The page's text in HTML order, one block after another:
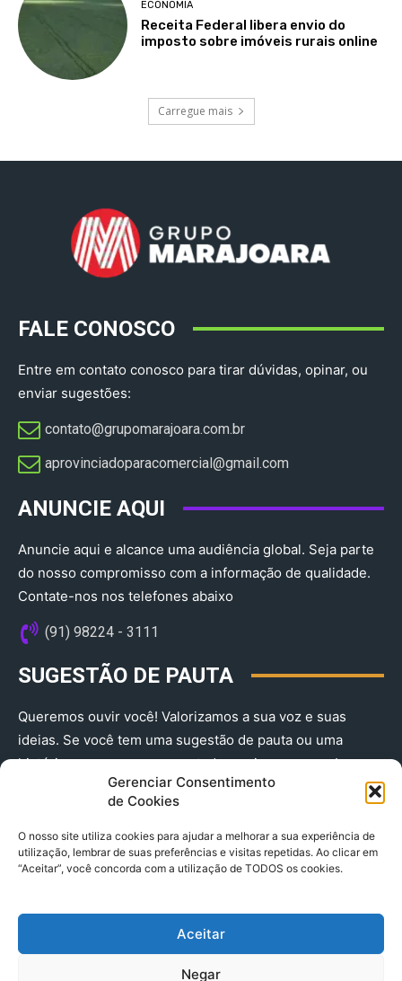
Gerenciar Consentimento
de Cookies
O nosso site utiliza cookies para ajudar a melhorar a sua experiência de
utilização, lembrar de suas preferências e visitas repetidas. Ao clicar em
“Aceitar”, você concorda com a utilização de TODOS os cookies.
Aceitar
Negar
ECONOMIA
Receita Federal libera envio do
imposto sobre imóveis rurais online
Carregue mais
FALE CONOSCO
Entre em contato conosco para tirar dúvidas, opinar, ou
enviar sugestões:
contato@grupomarajoara.com.br
aprovinciadoparacomercial@gmail.com​
ANUNCIE AQUI
Anuncie aqui e alcance uma audiência global. Seja parte
do nosso compromisso com a informação de qualidade.
Contate-nos nos telefones abaixo
(91) 98224 - 3111
SUGESTÃO DE PAUTA
Queremos ouvir você! Valorizamos a sua voz e suas
ideias. Se você tem uma sugestão de pauta ou uma
história que merece ser contada, envie-nos agora!
(91) 98224 - 3111
© 2025 A Província do Pará CNPJ: 04.901.141/0001-36 End .
Trav. Quintino Bocaiuva 2301, Ed. Rogério Fernandez – Sala